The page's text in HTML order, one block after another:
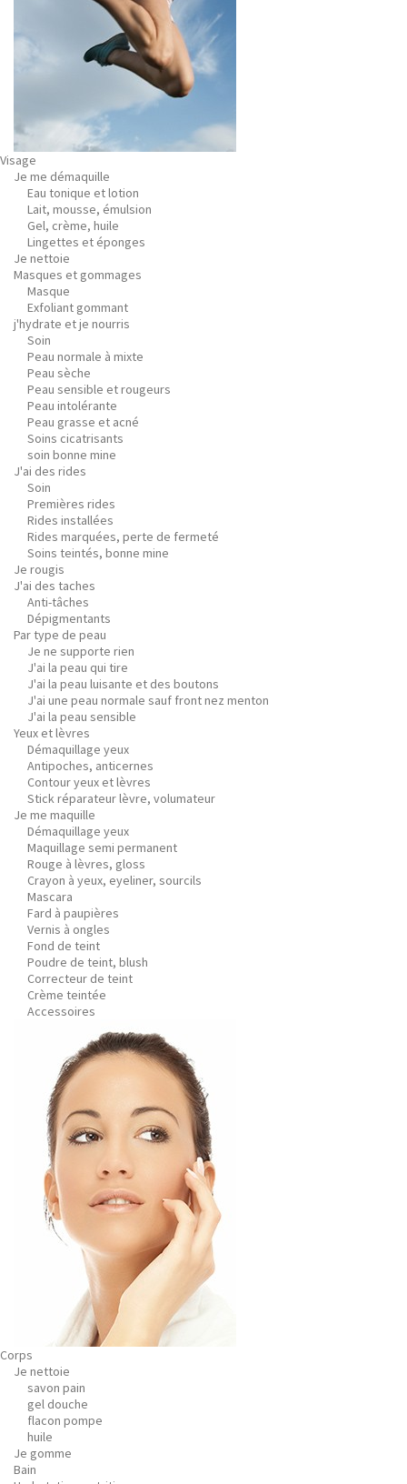
Visage
Je me démaquille
Eau tonique et lotion
Lait, mousse, émulsion
Gel, crème, huile
Lingettes et éponges
Je nettoie
Masques et gommages
Masque
Exfoliant gommant
j'hydrate et je nourris
Soin
Peau normale à mixte
Peau sèche
Peau sensible et rougeurs
Peau intolérante
Peau grasse et acné
Soins cicatrisants
soin bonne mine
J'ai des rides
Soin
Premières rides
Rides installées
Rides marquées, perte de fermeté
Soins teintés, bonne mine
Je rougis
J'ai des taches
Anti-tâches
Dépigmentants
Par type de peau
Je ne supporte rien
J'ai la peau qui tire
J'ai la peau luisante et des boutons
J'ai une peau normale sauf front nez menton
J'ai la peau sensible
Yeux et lèvres
Démaquillage yeux
Antipoches, anticernes
Contour yeux et lèvres
Stick réparateur lèvre, volumateur
Je me maquille
Démaquillage yeux
Maquillage semi permanent
Rouge à lèvres, gloss
Crayon à yeux, eyeliner, sourcils
Mascara
Fard à paupières
Vernis à ongles
Fond de teint
Poudre de teint, blush
Correcteur de teint
Crème teintée
Accessoires
Corps
Je nettoie
savon pain
gel douche
flacon pompe
huile
Je gomme
Bain